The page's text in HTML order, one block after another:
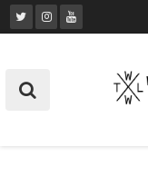
Skip
to